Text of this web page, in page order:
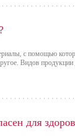
с помощью
Видов
для